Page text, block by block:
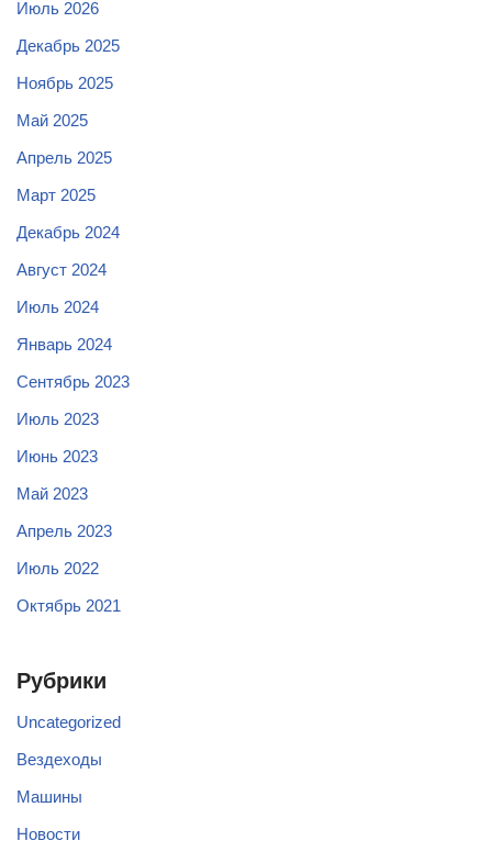
Июль 2026
Декабрь 2025
Ноябрь 2025
Май 2025
Апрель 2025
Март 2025
Декабрь 2024
Август 2024
Июль 2024
Январь 2024
Сентябрь 2023
Июль 2023
Июнь 2023
Май 2023
Апрель 2023
Июль 2022
Октябрь 2021
Рубрики
Uncategorized
Вездеходы
Машины
Новости